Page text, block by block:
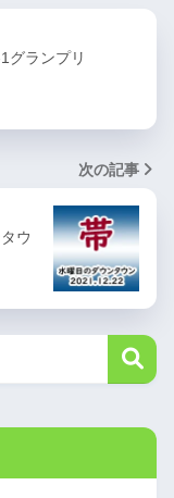
グランプリ
次の記事
ウ